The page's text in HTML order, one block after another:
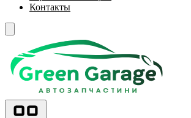
Контакты